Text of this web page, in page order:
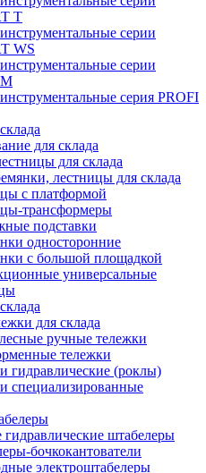
T
серии
WS
серии
серия PROFI
для склада
для склада
лестницы для склада
с платформой
трансформеры
подставки
односторонние
с большой площадкой
универсальные
для склада
ручные тележки
тележки
гидравлические (роклы)
специализированные
штабелеры
бочкокантователи
электроштабелеры